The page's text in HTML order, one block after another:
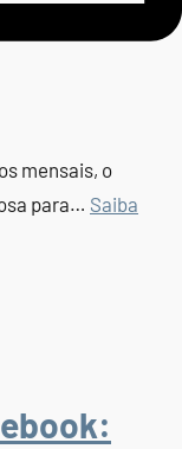
mensais, o
para… Saiba